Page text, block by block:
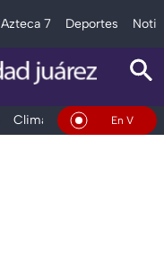
Azteca 7 Deportes
Clima DeportesEn Vivo